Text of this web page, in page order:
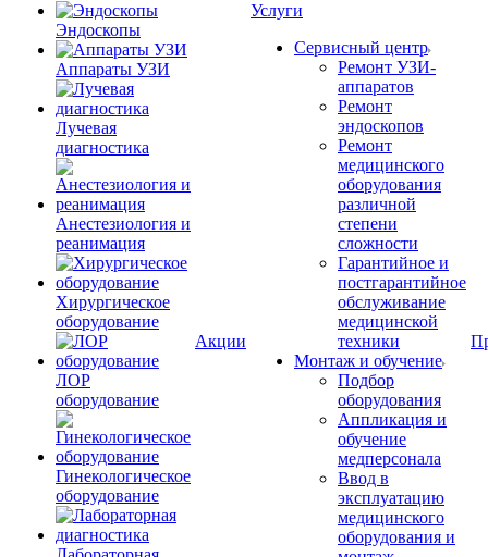
Эндоскопы
Аппараты УЗИ
Лучевая
диагностика
Анестезиология и
реанимация
Хирургическое
оборудование
ЛОР
оборудование
Гинекологическое
оборудование
Акции
Услуги
Сервисный центр
Ремонт УЗИ-
аппаратов
Ремонт
эндоскопов
Ремонт
медицинского
оборудования
различной
степени
сложности
Гарантийное и
постгарантийное
обслуживание
медицинской
техники
Монтаж и обучение
Подбор
оборудования
Аппликация и
обучение
медперсонала
Ввод в
эксплуатацию
медицинского
оборудования и